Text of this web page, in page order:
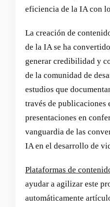
eficiencia de la IA con
La creación de
de la IA se ha
generar credibilidad y
de la comunidad de
estudios que
través de publicaciones
presentaciones en
vanguardia de las
IA en el desarrollo de
Plataformas de
ayudar a agilizar este
automáticamente